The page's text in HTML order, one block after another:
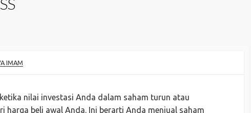
IMAM
nilai investasi Anda dalam saham turun atau
harga beli awal Anda. Ini berarti Anda menjual saham